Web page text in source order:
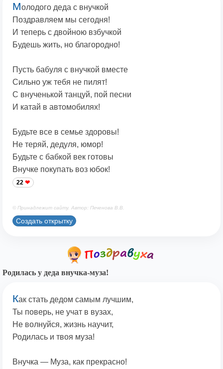
Молодого деда с внучкой
Поздравляем мы сегодня!
И теперь с двойною взбучкой
Будешь жить, но благородно!
Пусть бабуля с внучкой вместе
Сильно уж тебя не пилят!
С внученькой танцуй, пой песни
И катай в автомобилях!
Будьте все в семье здоровы!
Не теряй, дедуля, юмор!
Будьте с бабкой век готовы
Внучке покупать воз юбок!
22
© Принадлежит сайту. Автор: Печенова В.В.
Создать открытку
Родилась у деда внучка-муза!
Как стать дедом самым лучшим,
Ты поверь, не учат в вузах,
Не волнуйся, жизнь научит,
Родилась и твоя муза!
Внучка — Муза, как прекрасно!